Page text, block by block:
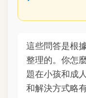
這些問答是根
整理的。你怎
題在小孩和成
和解決方式略有